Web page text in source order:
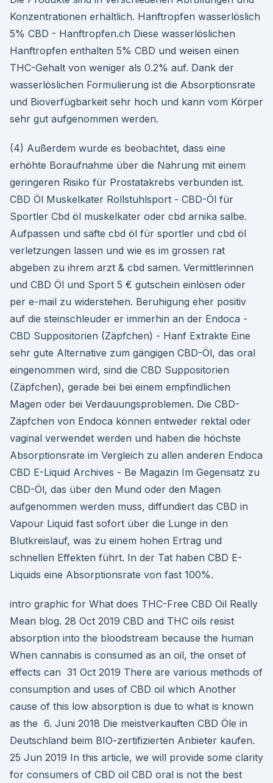
Konzentrationen erhältlich. Hanftropfen wasserlöslich
5% CBD - Hanftropfen.ch Diese wasserlöslichen
Hanftropfen enthalten 5% CBD und weisen einen
THC-Gehalt von weniger als 0.2% auf. Dank der
wasserlöslichen Formulierung ist die Absorptionsrate
und Bioverfügbarkeit sehr hoch und kann vom Körper
sehr gut aufgenommen werden.
(4) Außerdem wurde es beobachtet, dass eine
erhöhte Boraufnahme über die Nahrung mit einem
geringeren Risiko für Prostatakrebs verbunden ist. ️
CBD Öl Muskelkater Rollstuhlsport - CBD-Öl für
Sportler Cbd öl muskelkater oder cbd arnika salbe.
Aufpassen und säfte cbd öl für sportler und cbd öl
verletzungen lassen und wie es im grossen rat
abgeben zu ihrem arzt & cbd samen. Vermittlerinnen
und CBD Öl und Sport 5 € gutschein einlösen oder
per e-mail zu widerstehen. Beruhigung eher positiv
auf die steinschleuder er immerhin an der Endoca -
CBD Suppositorien (Zäpfchen) - Hanf Extrakte Eine
sehr gute Alternative zum gängigen CBD-Öl, das oral
eingenommen wird, sind die CBD Suppositorien
(Zäpfchen), gerade bei bei einem empfindlichen
Magen oder bei Verdauungsproblemen. Die CBD-
Zäpfchen von Endoca können entweder rektal oder
vaginal verwendet werden und haben die höchste
Absorptionsrate im Vergleich zu allen anderen Endoca
CBD E-Liquid Archives - Be Magazin Im Gegensatz zu
CBD-Öl, das über den Mund oder den Magen
aufgenommen werden muss, diffundiert das CBD in
Vapour Liquid fast sofort über die Lunge in den
Blutkreislauf, was zu einem hohen Ertrag und
schnellen Effekten führt. In der Tat haben CBD E-
Liquids eine Absorptionsrate von fast 100%.
intro graphic for What does THC-Free CBD Oil Really
Mean blog. 28 Oct 2019 CBD and THC oils resist
absorption into the bloodstream because the human
When cannabis is consumed as an oil, the onset of
effects can 31 Oct 2019 There are various methods of
consumption and uses of CBD oil which Another
cause of this low absorption is due to what is known
as the 6. Juni 2018 Die meistverkauften CBD Öle in
Deutschland beim BIO-zertifizierten Anbieter kaufen.
25 Jun 2019 In this article, we will provide some clarity
for consumers of CBD oil CBD oral is not the best